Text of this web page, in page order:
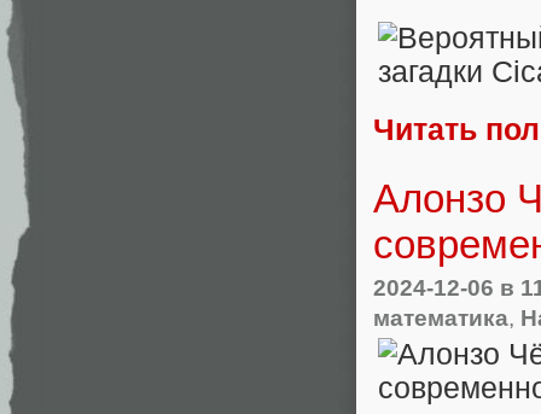
Читать
Алонзо
2024-12-06 в
математика,